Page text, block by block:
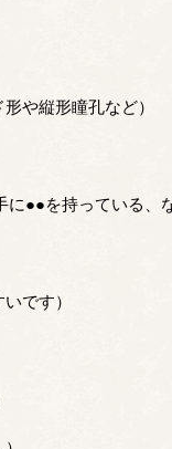
や縦形瞳孔など）
●●を持っている、
です）